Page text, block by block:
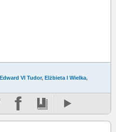
Edward VI Tudor, Elżbieta I Wielka,